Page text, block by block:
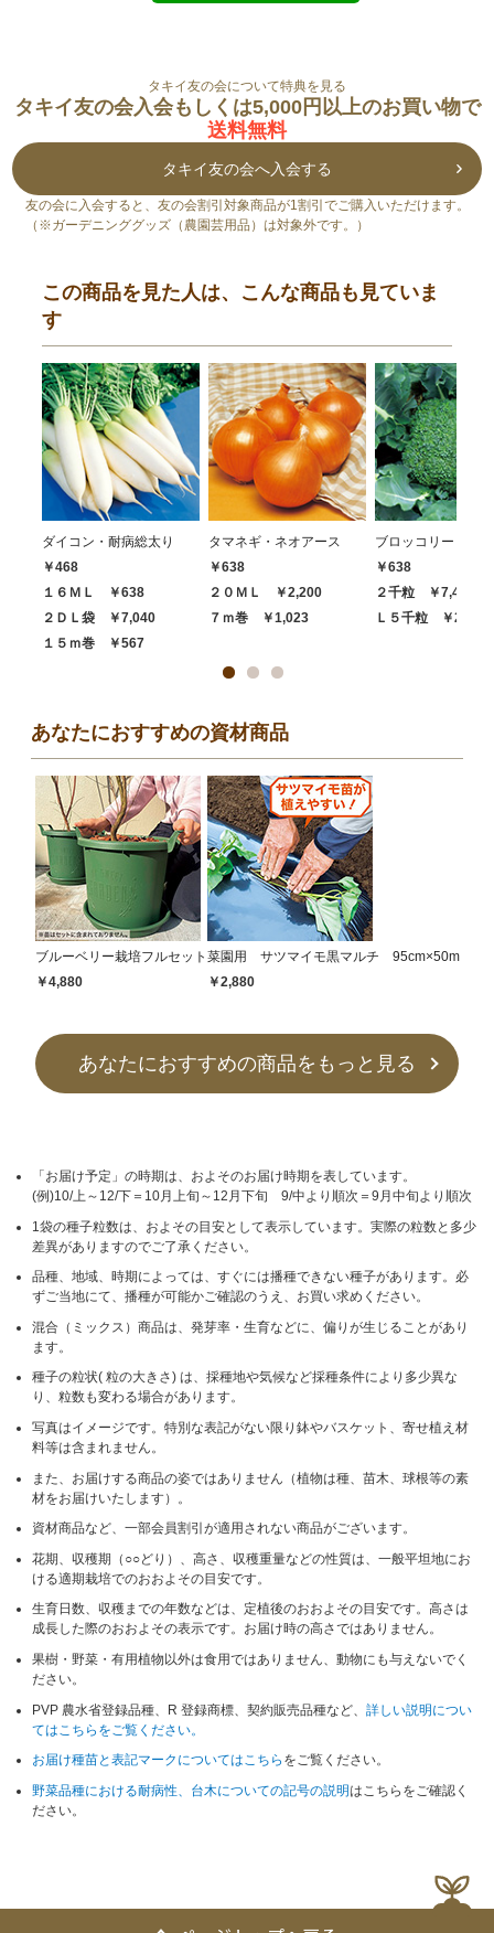
タキイ友の会について特典を見る
タキイ友の会入会もしくは5,000円以上のお買い物で
送料無料
タキイ友の会へ入会する
友の会に入会すると、友の会割引対象商品が1割引でご購入いただけます。
（※ガーデニンググッズ（農園芸用品）は対象外です。）
この商品を見た人は、こんな商品も見ていま
す
ダイコン・耐病総太り
￥468
１６ＭＬ ￥638
２ＤＬ袋 ￥7,040
１５ｍ巻 ￥567
タマネギ・ネオアース
￥638
２０ＭＬ ￥2,200
７ｍ巻 ￥1,023
ブロッコリー・ハ
￥638
２千粒 ￥7,480
Ｌ５千粒 ￥
あなたにおすすめの資材商品
ブルーベリー栽培フルセット
￥4,880
菜園用 サツマイモ黒マルチ 95cm×50m
￥2,880
あなたにおすすめの商品をもっと見る
「お届け予定」の時期は、およそのお届け時期を表しています。
(例)10/上～12/下＝10月上旬～12月下旬 9/中より順次＝9月中旬より順次
1袋の種子粒数は、およその目安として表示しています。実際の粒数と多少
差異がありますのでご了承ください。
品種、地域、時期によっては、すぐには播種できない種子があります。必
ずご当地にて、播種が可能かご確認のうえ、お買い求めください。
混合（ミックス）商品は、発芽率・生育などに、偏りが生じることがあり
ます。
種子の粒状( 粒の大きさ) は、採種地や気候など採種条件により多少異な
り、粒数も変わる場合があります。
写真はイメージです。特別な表記がない限り鉢やバスケット、寄せ植え材
料等は含まれません。
また、お届けする商品の姿ではありません（植物は種、苗木、球根等の素
材をお届けいたします）。
資材商品など、一部会員割引が適用されない商品がございます。
花期、収穫期（○○どり）、高さ、収穫重量などの性質は、一般平坦地にお
ける適期栽培でのおおよその目安です。
生育日数、収穫までの年数などは、定植後のおおよその目安です。高さは
成長した際のおおよその表示です。お届け時の高さではありません。
果樹・野菜・有用植物以外は食用ではありません、動物にも与えないでく
ださい。
PVP 農水省登録品種、R 登録商標、契約販売品種など、詳しい説明につい
てはこちらをご覧ください。
お届け種苗と表記マークについてはこちら をご覧ください。
野菜品種における耐病性、台木についての記号の説明はこちらをご確認く
ださい。